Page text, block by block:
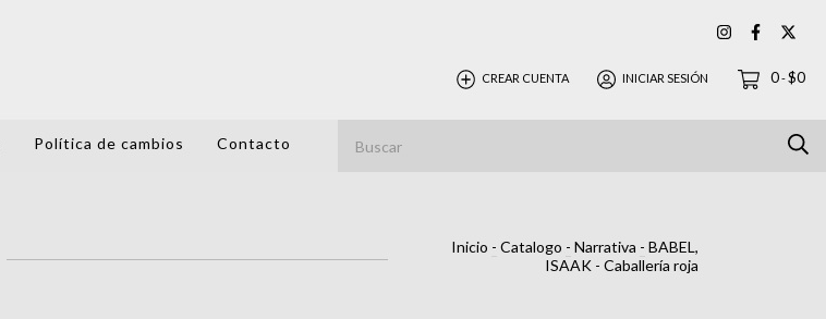
CREAR CUENTA INICIAR SESIÓN 0-$0
Política de cambios Contacto
Inicio - Catalogo - Narrativa - BABEL,
ISAAK - Caballería roja